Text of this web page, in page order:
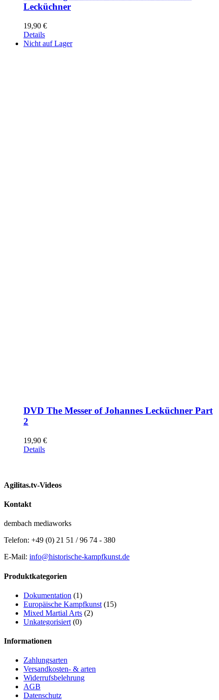
Lecküchner
19,90 €
Details
Nicht auf Lager
DVD The Messer of Johannes Lecküchner Part
2
19,90 €
Details
Agilitas.tv-Videos
Kontakt
dembach mediaworks
Telefon: +49 (0) 21 51 / 96 74 - 380
E-Mail: info@historische-kampfkunst.de
Produktkategorien
Dokumentation (1)
Europäische Kampfkunst (15)
Mixed Martial Arts (2)
Unkategorisiert (0)
Informationen
Zahlungsarten
Versandkosten- & arten
Widerrufsbelehrung
AGB
Datenschutz